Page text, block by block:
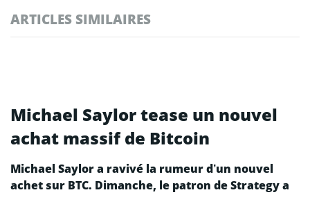
ARTICLES SIMILAIRES
Michael Saylor tease un nouvel
achat massif de Bitcoin
Michael Saylor a ravivé la rumeur d’un nouvel
achet sur BTC. Dimanche, le patron de Strategy a